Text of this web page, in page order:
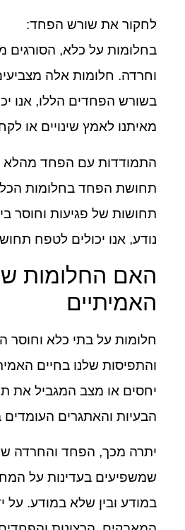
לחקור את שורש הפחד:
בחלומות על כלא, הסורגים
וחרדה. חלומות אלה
בשורש הפחדים הללו, אנו
מאיתנו לאמץ שינויים או
התמודדות עם הפחד מהלא
תחושת הפחד בחלומות הכלא
תחושות של פגיעות וחוסר
נודע, אנו יכולים לטפח
האם החלומות
האמיתיים
חלומות על בתי כלא
והתפיסות שלנו בחיים
יחסים או מצב המגביל את
הבעיות והאתגרים העומדים
יתרה מכך, הפחד והחרדה
שמשפיעים בעדינות על
במודע ובין שלא במודע. על